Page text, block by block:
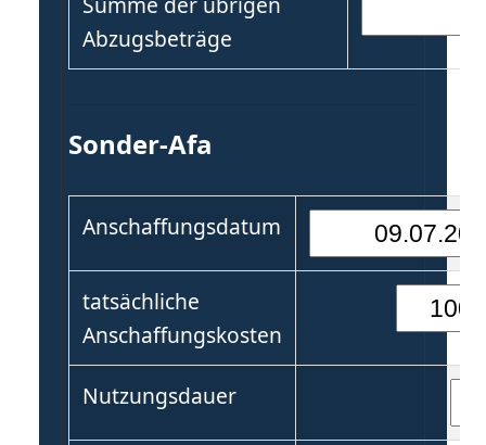
Abzugsbeträge
Sonder-Afa
Anschaffungsdatum
tatsächliche
Anschaffungskosten
Nutzungsdauer